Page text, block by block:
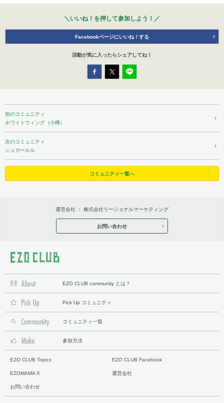
＼いいね！を押して参加しよう！／
Facebookページにいいね！する
活動が気に入ったらシェアしてね！
前のコミュニティ
ホワイトウィング（小樽）
コミュニティ一覧へ
次のコミュニティ
シュガールル
運営会社 ： 株式会社リージョナルマーケティング
お問い合わせ
EZO CLUB community とは？
Pick Up コミュニティ
コミュニティ一覧
参加方法
EZO CLUB Topics EZO CLUB Facebook
EZOMAMA X 運営会社
お問い合わせ